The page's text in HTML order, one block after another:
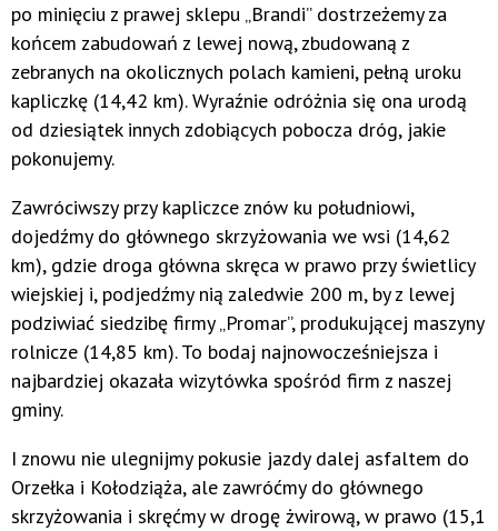
po minięciu z prawej sklepu „Brandi” dostrzeżemy za
końcem zabudowań z lewej nową, zbudowaną z
zebranych na okolicznych polach kamieni, pełną uroku
kapliczkę (14,42 km). Wyraźnie odróżnia się ona urodą
od dziesiątek innych zdobiących pobocza dróg, jakie
pokonujemy.
Zawróciwszy przy kapliczce znów ku południowi,
dojedźmy do głównego skrzyżowania we wsi (14,62
km), gdzie droga główna skręca w prawo przy świetlicy
wiejskiej i, podjedźmy nią zaledwie 200 m, by z lewej
podziwiać siedzibę firmy „Promar”, produkującej maszyny
rolnicze (14,85 km). To bodaj najnowocześniejsza i
najbardziej okazała wizytówka spośród firm z naszej
gminy.
I znowu nie ulegnijmy pokusie jazdy dalej asfaltem do
Orzełka i Kołodziąża, ale zawróćmy do głównego
skrzyżowania i skręćmy w drogę żwirową, w prawo (15,1